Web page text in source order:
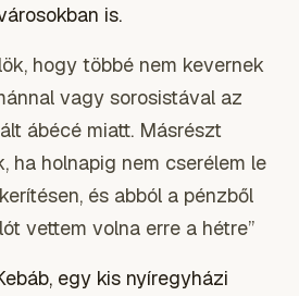
is.
hogy többé nem kevernek
vagy sorosistával az
ábécé miatt. Másrészt
ha holnapig nem cserélem le
és abból a pénzből
vettem volna erre a hétre”
egy kis nyíregyházi